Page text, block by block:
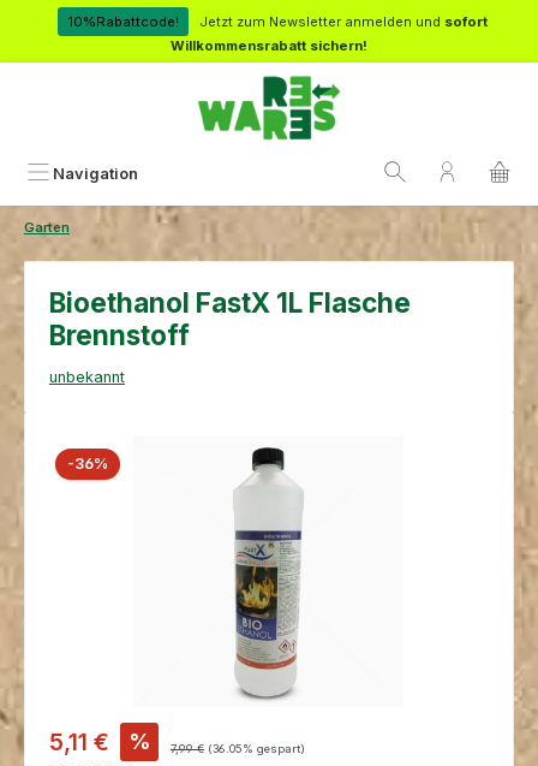
Zum Hauptinhalt springen
10%Rabattcode! Jetzt zum Newsletter anmelden und sofort
Willkommensrabatt sichern!
Navigation
Garten
Bioethanol FastX 1L Flasche
Brennstoff
unbekannt
Bildergalerie überspringen
-36% Rabatt
Verkaufspreis:
5,11 € % Regulärer Preis:
7,99 € (36.05% gespart)